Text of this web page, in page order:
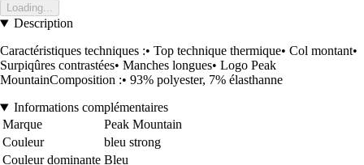
Loading...
Description
Caractéristiques techniques :• Top technique thermique• Col montant•
Surpiqûres contrastées• Manches longues• Logo Peak
MountainComposition :• 93% polyester, 7% élasthanne
Informations complémentaires
Marque
Peak Mountain
Couleur
bleu strong
Couleur dominante Bleu